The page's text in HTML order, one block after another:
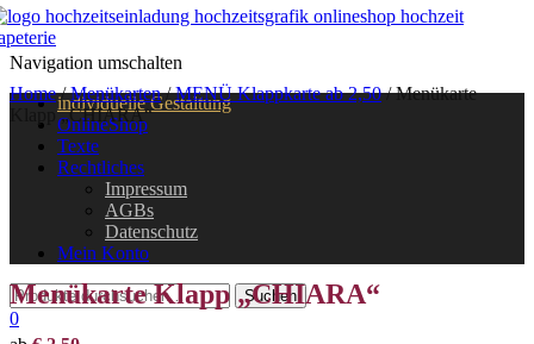
Navigation umschalten
individuelle Gestaltung
OnlineShop
Texte
Rechtliches
Impressum
AGBs
Datenschutz
Mein Konto
0
Home/Menükarten/MENÜ Klappkarte ab 2,50/ Menükarte
Klapp „CHIARA“
Menükarte Klapp „CHIARA“